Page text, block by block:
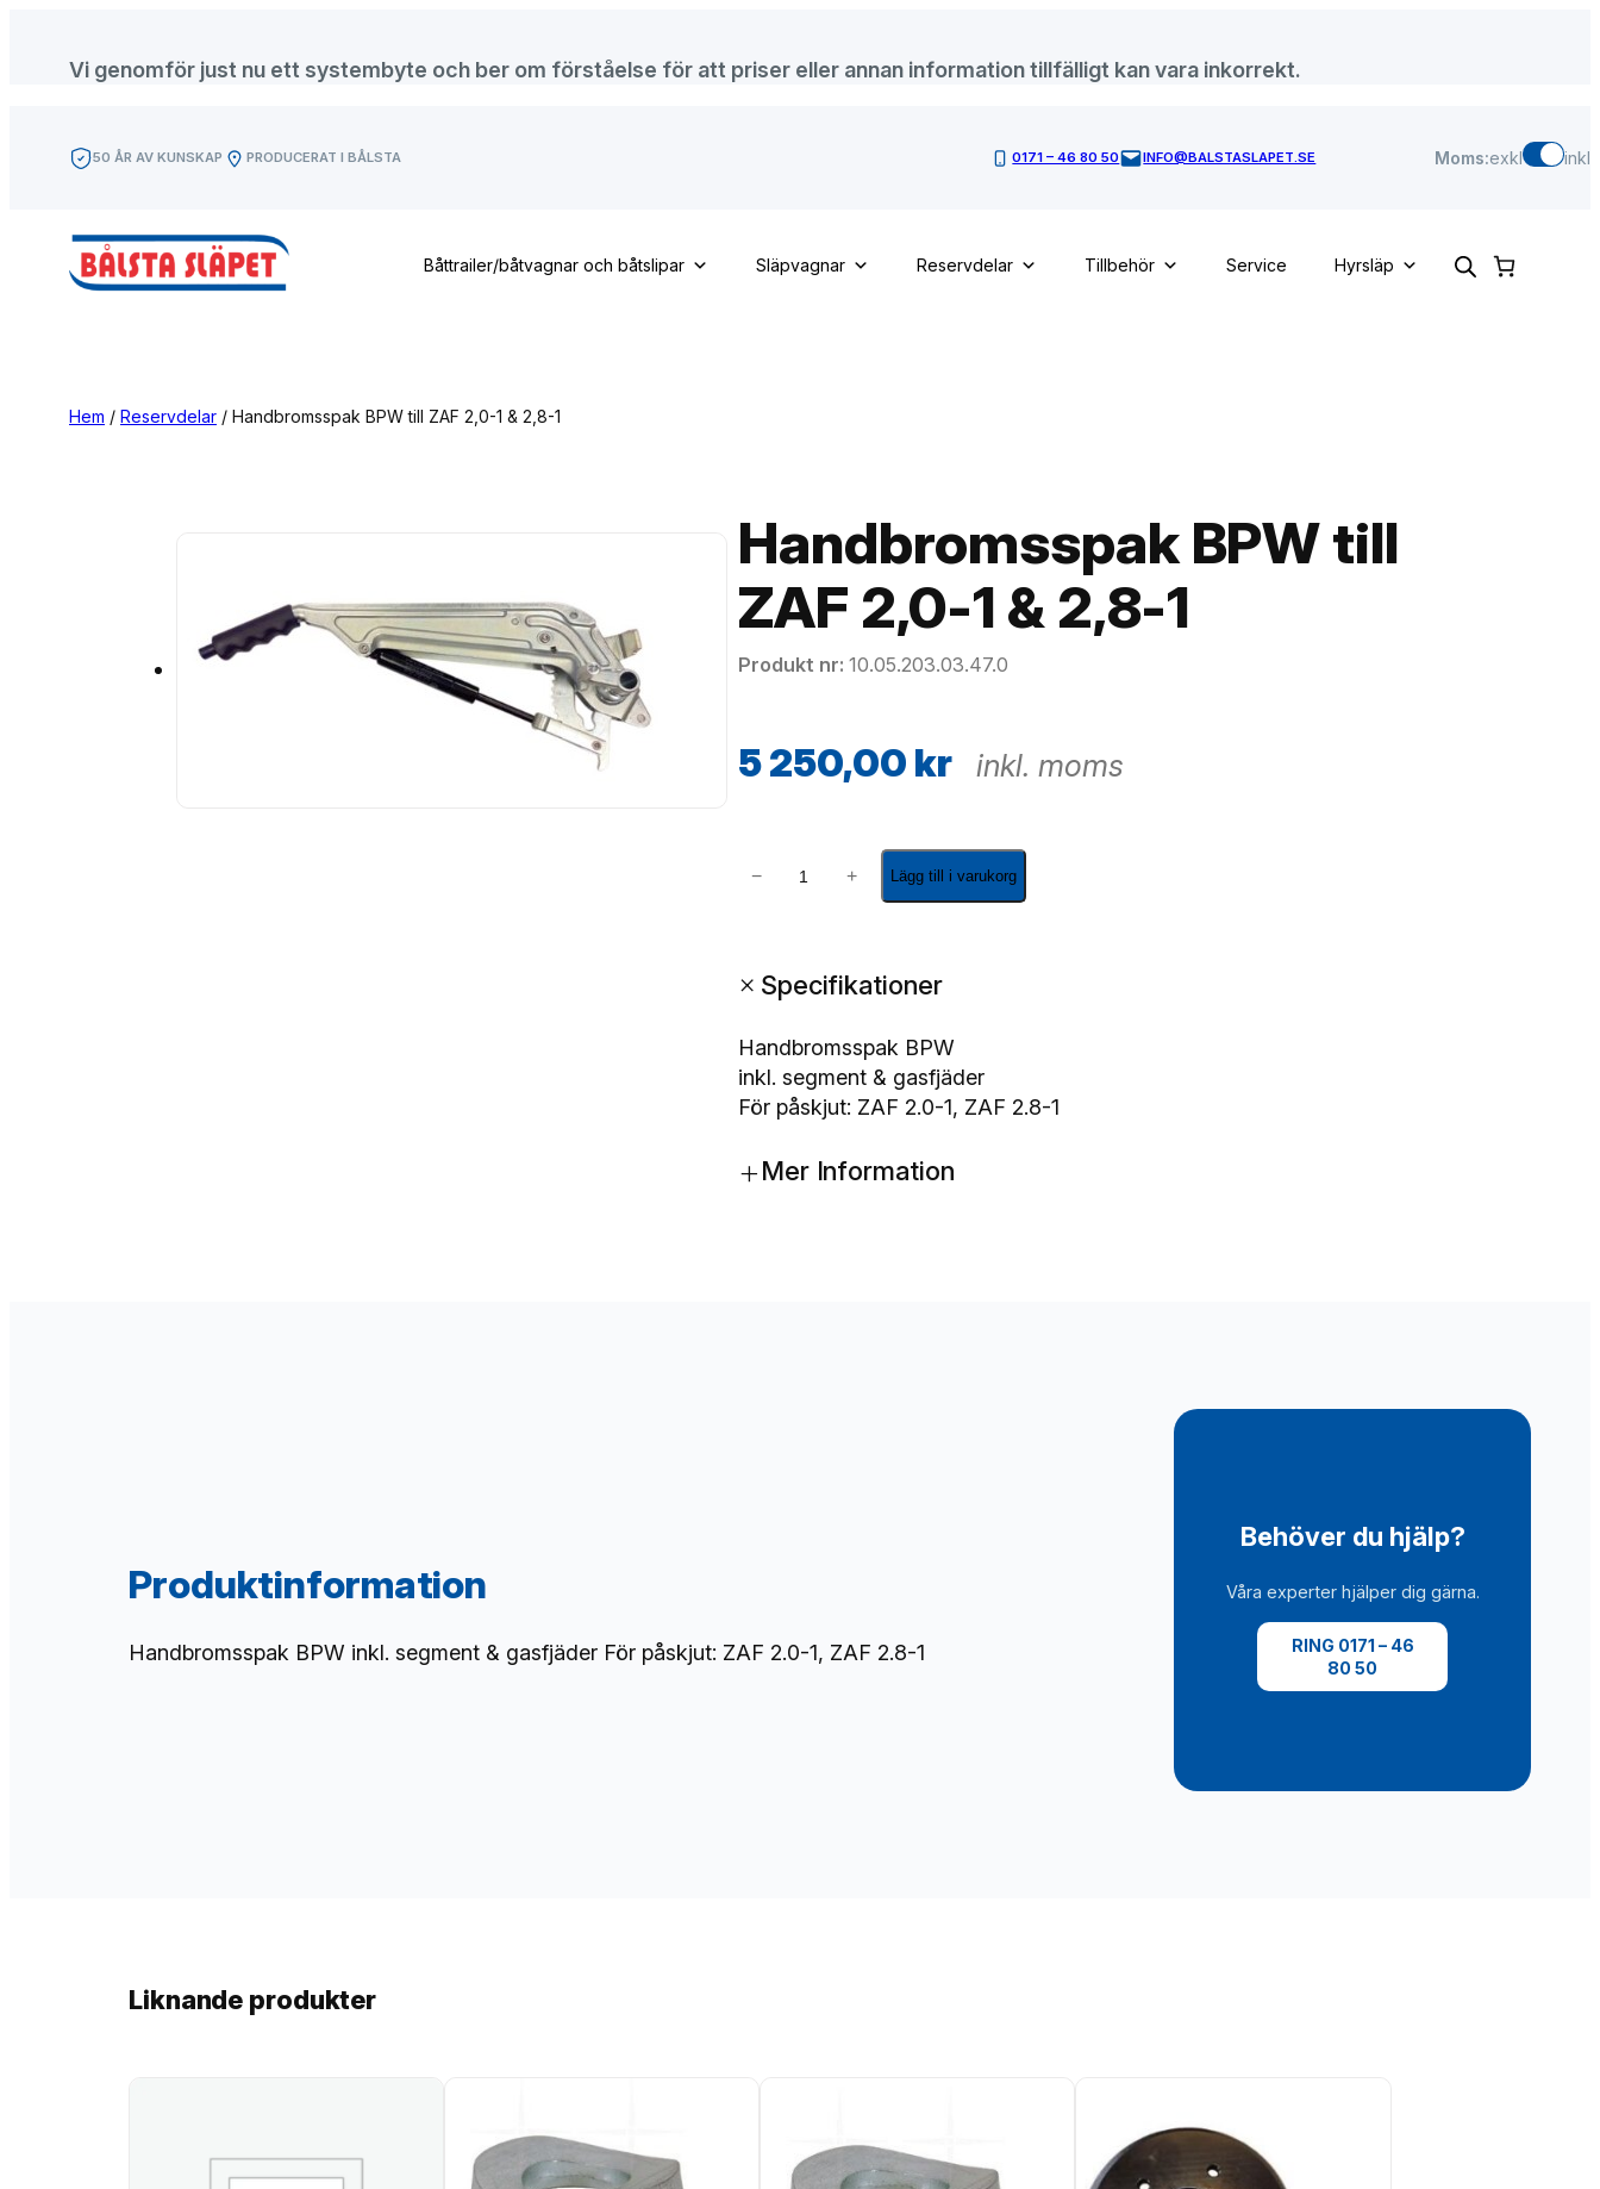
innehåll
Vi genomför just nu ett systembyte och ber om förståelse för att priser eller annan information tillfälligt kan vara inkorrekt.
50 ÅR AV KUNSKAP PRODUCERAT I BÅLSTA 0171 – 46 80 50 INFO@BALSTASLAPET.SE Moms:exkl inkl
Båttrailer/båtvagnar och båtslipar Släpvagnar Reservdelar Tillbehör Service Hyrsläp
Hem / Reservdelar / Handbromsspak BPW till ZAF 2,0-1 & 2,8-1
Handbromsspak BPW till
ZAF 2,0-1 & 2,8-1
Produkt nr 10.05.203.03.47.0
5 250,00 kr inkl. moms
b
o
m
s
p
1
− + Lägg till i varukorg
+Specifikationer
Handbromsspak BPW
inkl. segment & gasfjäder
För påskjut: ZAF 2.0-1, ZAF 2.8-1
+Mer Information
Produktinformation
Handbromsspak BPW inkl. segment & gasfjäder För påskjut: ZAF 2.0-1, ZAF 2.8-1
Behöver du hjälp?
Våra experter hjälper dig gärna.
RING 0171 – 46
80 50
Liknande produkter